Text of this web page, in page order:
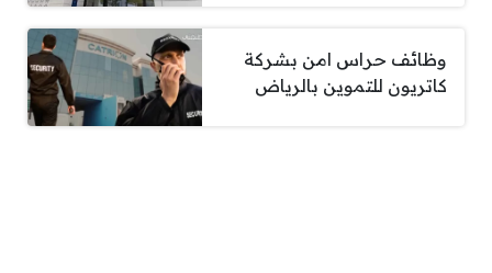
وظائف حراس امن بشركة
كاتريون للتموين بالرياض